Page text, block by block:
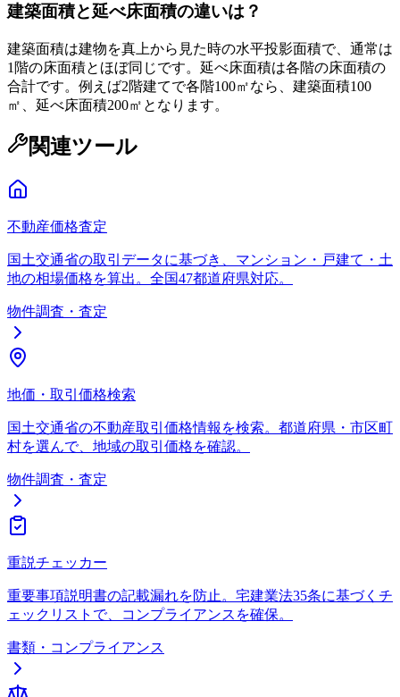
建築面積と延べ床面積の違いは？
建築面積は建物を真上から見た時の水平投影面積で、通常は
1階の床面積とほぼ同じです。延べ床面積は各階の床面積の
合計です。例えば2階建てで各階100㎡なら、建築面積100
㎡、延べ床面積200㎡となります。
関連ツール
不動産価格査定
国土交通省の取引データに基づき、マンション・戸建て・土
地の相場価格を算出。全国47都道府県対応。
物件調査・査定
地価・取引価格検索
国土交通省の不動産取引価格情報を検索。都道府県・市区町
村を選んで、地域の取引価格を確認。
物件調査・査定
重説チェッカー
重要事項説明書の記載漏れを防止。宅建業法35条に基づくチ
ェックリストで、コンプライアンスを確保。
書類・コンプライアンス